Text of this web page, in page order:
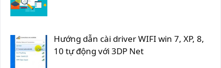
Hướng dẫn cài driver WIFI win 7, XP, 8,
10 tự động với 3DP Net